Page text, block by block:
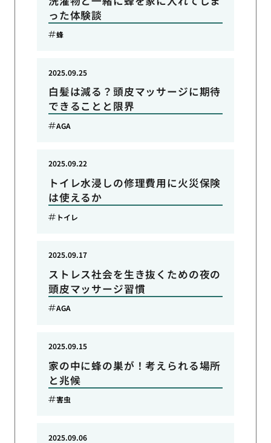
った体験談
蜂
白髪は減る？頭皮マッサージに期待
できることと限界
2025.09.25
AGA
トイレ水浸しの修理費用に火災保険
は使えるか
2025.09.22
トイレ
ストレス社会を生き抜くための夜の
頭皮マッサージ習慣
2025.09.17
AGA
家の中に蜂の巣が！考えられる場所
と兆候
2025.09.15
害虫
2025.09.06